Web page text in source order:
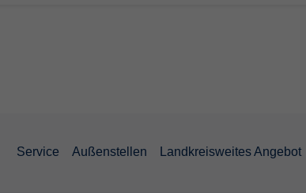
Service Außenstellen Landkreisweites Angebot